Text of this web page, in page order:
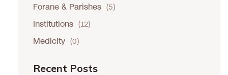
Forane & Parishes (5)
Institutions (12)
Medicity (0)
Recent Posts